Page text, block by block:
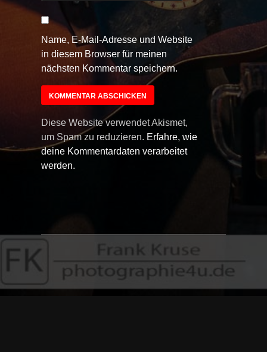
Name, E-Mail-Adresse und Website
in diesem Browser für meinen
nächsten Kommentar speichern.
Diese Website verwendet Akismet,
um Spam zu reduzieren. Erfahre, wie
deine Kommentardaten verarbeitet
werden.